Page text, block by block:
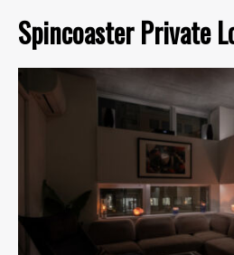
Spincoaster Private